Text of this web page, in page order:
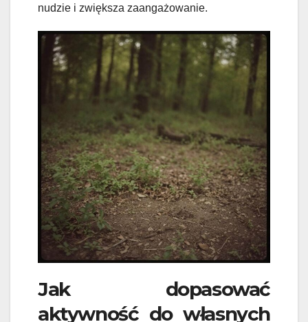
nudzie i zwiększa zaangażowanie.
Jak dopasować
aktywność do własnych